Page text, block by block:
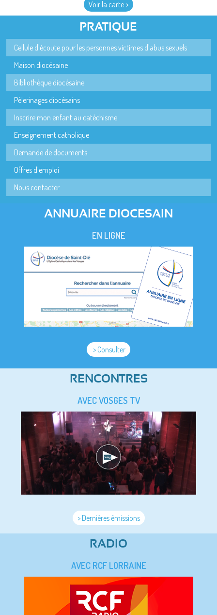
Voir la carte >
PRATIQUE
Cellule d'écoute pour les personnes victimes d'abus sexuels
Maison diocésaine
Bibliothèque diocésaine
Pèlerinages diocésains
Inscrire mon enfant au catéchisme
Enseignement catholique
Demande de documents
Offres d'emploi
Nous contacter
ANNUAIRE DIOCESAIN
EN LIGNE
> Consulter
RENCONTRES
AVEC VOSGES TV
> Dernières émissions
RADIO
AVEC RCF LORRAINE